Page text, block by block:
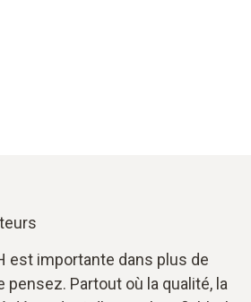
est importante dans plus de
Partout où la qualité, la